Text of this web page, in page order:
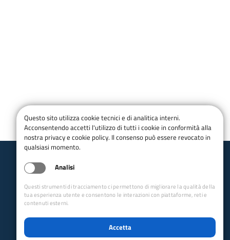
Club Alpino Italiano
email:brescia@cai.it
brescia@pec.cai.it
Questo sito utilizza cookie tecnici e di analitica interni.
Acconsentendo accetti l'utilizzo di tutti i cookie in conformità alla
nostra privacy e cookie policy. Il consenso può essere revocato in
qualsiasi momento.
Analisi
Questi strumenti di tracciamento ci permettono di migliorare la qualità della
tua esperienza utente e consentono le interazioni con piattaforme, reti e
contenuti esterni.
Accetta